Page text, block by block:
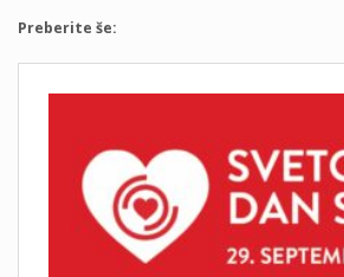
Preberite še: